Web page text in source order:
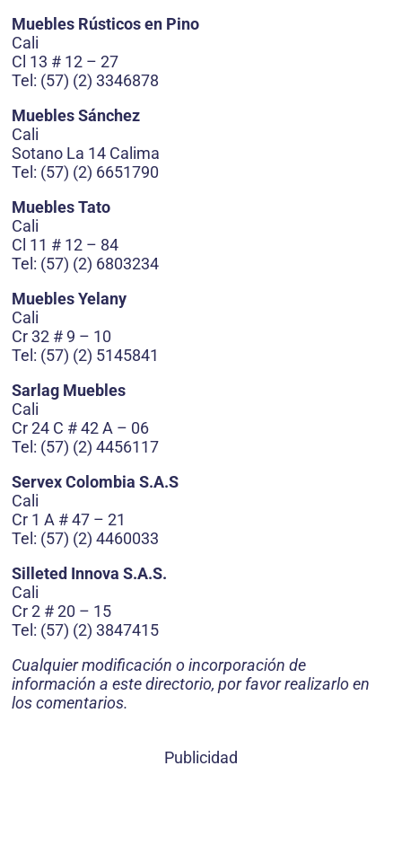
Muebles Rústicos en Pino
Cali
Cl 13 # 12 – 27
Tel: (57) (2) 3346878
Muebles Sánchez
Cali
Sotano La 14 Calima
Tel: (57) (2) 6651790
Muebles Tato
Cali
Cl 11 # 12 – 84
Tel: (57) (2) 6803234
Muebles Yelany
Cali
Cr 32 # 9 – 10
Tel: (57) (2) 5145841
Sarlag Muebles
Cali
Cr 24 C # 42 A – 06
Tel: (57) (2) 4456117
Servex Colombia S.A.S
Cali
Cr 1 A # 47 – 21
Tel: (57) (2) 4460033
Silleted Innova S.A.S.
Cali
Cr 2 # 20 – 15
Tel: (57) (2) 3847415
Cualquier modificación o incorporación de
información a este directorio, por favor realizarlo en
los comentarios.
Publicidad